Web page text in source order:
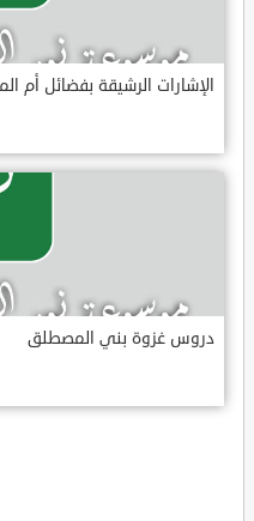
الإشارات الرشيقة بفضائل أم
دروس غزوة بني المصطلق